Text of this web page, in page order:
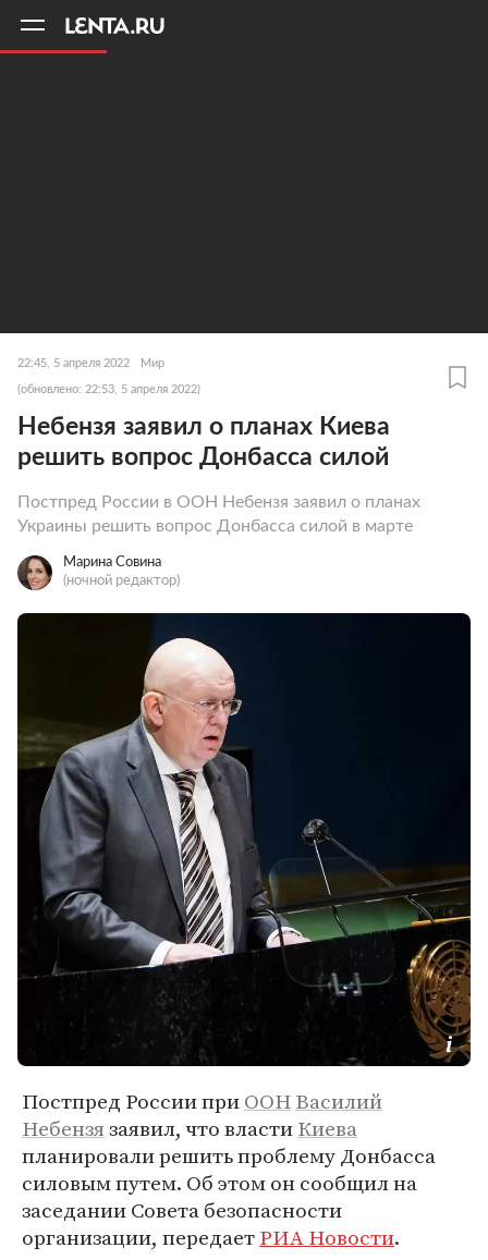
22:45, 5 апреля 2022 Мир
(обновлено: 22:53, 5 апреля 2022)
Небензя заявил о планах Киева
решить вопрос Донбасса силой
Постпред России в ООН Небензя заявил о планах
Украины решить вопрос Донбасса силой в марте
Марина Совина
(ночной редактор)
Постпред России приООНВасилий
Небензязаявил, что властиКиева
планировали решить проблему Донбасса
силовым путем. Об этом он сообщил на
заседании Совета безопасности
организации, передаетРИА Новости.